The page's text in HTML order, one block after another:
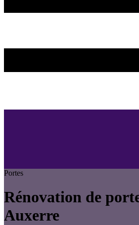
Portes
Rénovation de
Auxerre